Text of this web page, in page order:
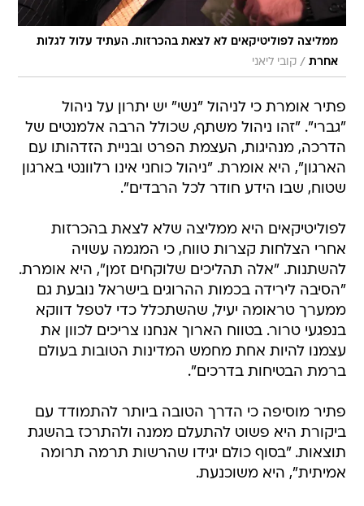
ממליצה לפוליטיקאים לא לצאת בהכרזות. העתיד עלול לגלות
אחרת / קובי ליאני
פתיר אומרת כי לניהול "נשי" יש יתרון על ניהול
"גברי". "זהו ניהול משתף, שכולל הרבה אלמנטים של
הדרכה, מנהיגות, העצמת הפרט ובניית הזדהותו עם
הארגון", היא אומרת. "ניהול כוחני אינו רלוונטי בארגון
שטוח, שבו הידע חודר לכל הרבדים".
לפוליטיקאים היא ממליצה שלא לצאת בהכרזות
אחרי הצלחות קצרות טווח, כי המגמה עשויה
להשתנות. "אלה תהליכים שלוקחים זמן", היא אומרת.
"הסיבה לירידה בכמות ההרוגים בישראל נובעת גם
ממערך טראומה יעיל, שהשתכלל כדי לטפל דווקא
בנפגעי טרור. בטווח הארוך אנחנו צריכים לכוון את
עצמנו להיות אחת מחמש המדינות הטובות בעולם
ברמת הבטיחות בדרכים".
פתיר מוסיפה כי הדרך הטובה ביותר להתמודד עם
ביקורת היא פשוט להתעלם ממנה ולהתרכז בהשגת
תוצאות. "בסוף כולם יגידו שהרשות תרמה תרומה
אמיתית", היא משוכנעת.